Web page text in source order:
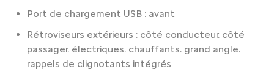
Port de chargement USB : avant
Rétroviseurs extérieurs : côté conducteur. côté
passager. électriques. chauffants. grand angle.
rappels de clignotants intégrés